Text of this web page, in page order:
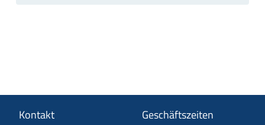
Kontakt Geschäftszeiten